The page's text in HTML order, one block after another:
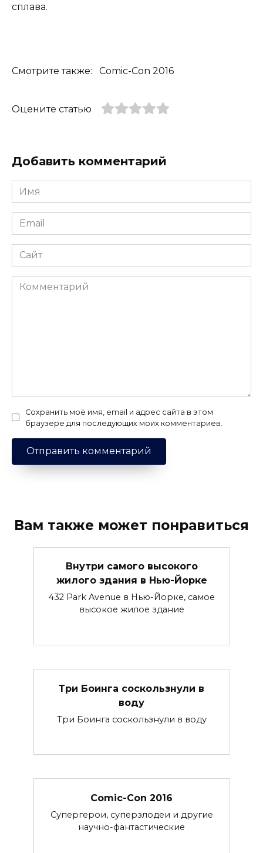
сплава.
Смотрите также: Comic-Con 2016
Оцените статью
Добавить комментарий
Имя
*
Email
*
Сайт
Комментарий
Сохранить моё имя, email и адрес сайта в этом
браузере для последующих моих комментариев.
Вам также может понравиться
Внутри самого высокого
жилого здания в Нью-Йорке
432 Park Avenue в Нью-Йорке, самое
высокое жилое здание
Три Боинга соскользнули в
воду
Три Боинга соскользнули в воду
Comic-Con 2016
Супергерои, суперзлодеи и другие
научно-фантастические